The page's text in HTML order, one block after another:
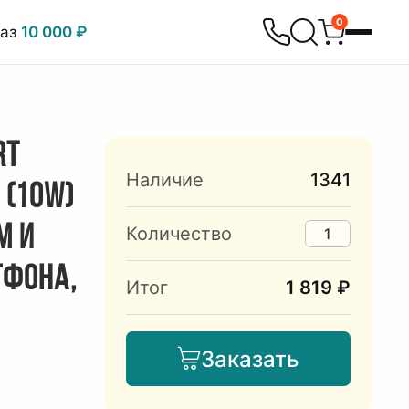
10 000 ₽
0
И
Наличие 1341
Количество
Итог 1 819 ₽
Заказать